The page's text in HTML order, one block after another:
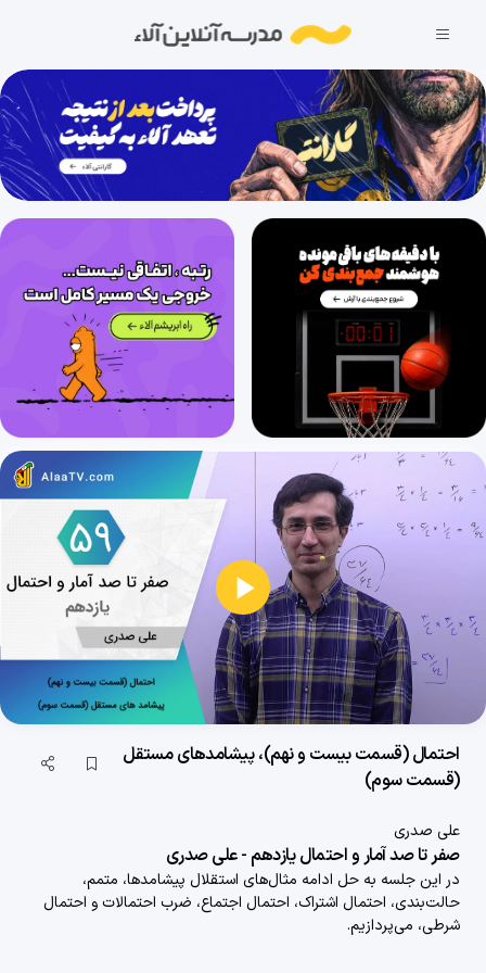
پخش
ویدیو
احتمال (قسمت بیست و نهم)، پیشامدهای مستقل
(قسمت سوم)
علی صدری
صفر تا صد آمار و احتمال یازدهم - علی صدری
در این جلسه به حل ادامه مثال‌های استقلال پیشامدها، متمم،
حالت‌بندی، احتمال اشتراک، احتمال اجتماع، ضرب احتمالات و احتمال
شرطی، می‌پردازیم.
27 دقیقه 1403/11/29
احتمال (قسمت پانزدهم)، احتمال شرطی (قسمت اول)
29 دقیقه 1403/11/29
احتمال (قسمت شانزدهم)، احتمال شرطی (قسمت دوم)
28 دقیقه
احتمال (قسمت هفدهم)، احتمال شرطی (قسمت سوم)
31 دقیقه 1403/11/29
احتمال (قسمت هجدهم)، احتمال شرطی (قسمت چهارم)
1403/11/29
احتمال (قسمت نوزدهم)، احتمال شرطی (قسمت پنجم)
36 دقیقه 1403/11/29
احتمال (قسمت بیستم)، احتمال شرطی (قسمت ششم)
1403/11/29
احتمال (قسمت بیست و یکم)، قانون احتمال کل (قسمت اول)
28 دقیقه
احتمال (قسمت بیست و دوم)، قانون احتمال کل (قسمت دوم)
33 دقیقه 1403/11/29
26 دقیقه
احتمال (قسمت بیست و چهارم)، قانون احتمال کل (قسمت چهارم)
30 دقیقه